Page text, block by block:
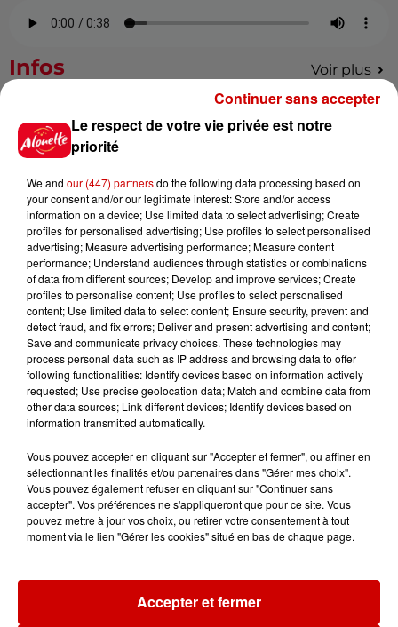
Infos Voir plus
Cambriolages : plus de 18 000
7 août 2026
Pape Léon XIV en France : quel
est son programme ?
7 août 2026
Limoges : un bébé d'un mois
blessé dans un incendie, un
appartement...
7 août 2026
Éclipse solaire : découvrez les
meilleurs spots d'observation
du...
Le respect de votre vie privée est notre
priorité
We and our (447) partnersdo the following data processing based on
your consent and/or our legitimate interest: Store and/or access
information on a device; Use limited data to select advertising; Create
profiles for personalised advertising; Use profiles to select personalised
advertising; Measure advertising performance; Measure content
performance; Understand audiences through statistics or combinations
of data from different sources; Develop and improve services; Create
profiles to personalise content; Use profiles to select personalised
content; Use limited data to select content; Ensure security, prevent and
detect fraud, and fix errors; Deliver and present advertising and content;
Save and communicate privacy choices. These technologies may
process personal data such as IP address and browsing data to offer
following functionalities: Identify devices based on information actively
requested; Use precise geolocation data; Match and combine data from
other data sources; Link different devices; Identify devices based on
information transmitted automatically.
Vous pouvez accepter en cliquant sur "Accepter et fermer", ou affiner en
sélectionnant les finalités et/ou partenaires dans "Gérer mes choix".
Vous pouvez également refuser en cliquant sur "Continuer sans
accepter". Vos préférences ne s'appliqueront que pour ce site. Vous
pouvez mettre à jour vos choix, ou retirer votre consentement à tout
moment via le lien "Gérer les cookies" situé en bas de chaque page.
Accepter et fermer
Continuer sans accepter